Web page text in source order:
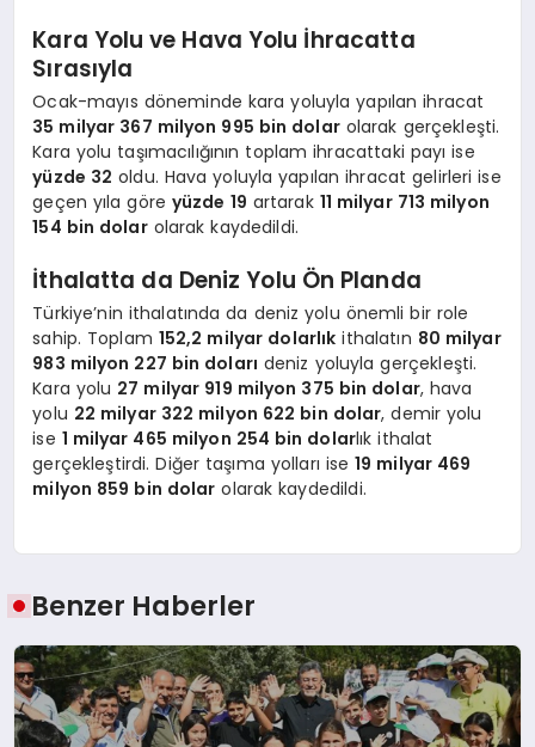
Kara Yolu ve Hava Yolu İhracatta
Sırasıyla
Ocak-mayıs döneminde kara yoluyla yapılan ihracat
35 milyar 367 milyon 995 bin dolarolarak gerçekleşti.
Kara yolu taşımacılığının toplam ihracattaki payı ise
yüzde 32 oldu. Hava yoluyla yapılan ihracat gelirleri ise
geçen yıla göre yüzde 19 artarak 11 milyar 713 milyon
154 bin dolarolarak kaydedildi.
İthalatta da Deniz Yolu Ön Planda
Türkiye’nin ithalatında da deniz yolu önemli bir role
sahip. Toplam 152,2 milyar dolarlık ithalatın 80 milyar
983 milyon 227 bin doları deniz yoluyla gerçekleşti.
Kara yolu 27 milyar 919 milyon 375 bin dolar, hava
yolu 22 milyar 322 milyon 622 bin dolar, demir yolu
ise 1 milyar 465 milyon 254 bin dolarlık ithalat
gerçekleştirdi. Diğer taşıma yolları ise19 milyar 469
milyon 859 bin dolar olarak kaydedildi.
Benzer Haberler